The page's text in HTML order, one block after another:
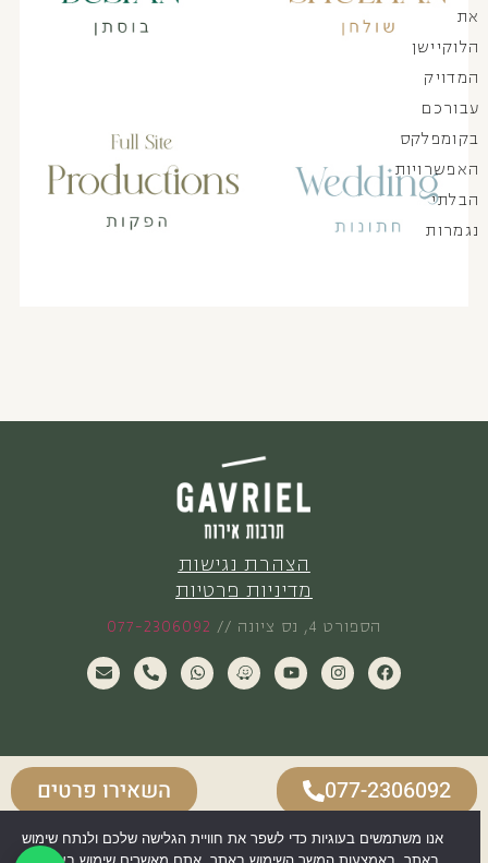
את
הלוקיישן
המדויק
עבורכם
בקומפלקס
האפשרויות
הבלתי
נגמרות
הצהרת נגישות
מדיניות פרטיות
הספורט 4, נס ציונה // 077-2306092
077-2306092 השאירו פרטים
BUILT WITH LOVE BY CLIENTURA
אנו משתמשים בעוגיות כדי לשפר את חוויית הגלישה שלכם ולנתח שימוש